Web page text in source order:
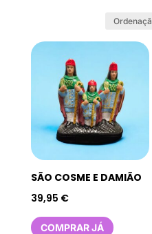
SÃO COSME E DAMIÃO
39,95 €
COMPRAR JÁ